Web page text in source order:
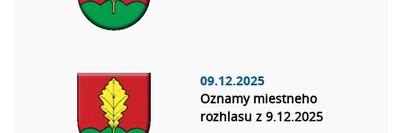
09.12.2025
Oznamy miestneho
rozhlasu z 9.12.2025